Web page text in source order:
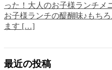
った！大人のお子様ランチメ
お子様ランチの醍醐味♪もち
ます […]
最近の投稿